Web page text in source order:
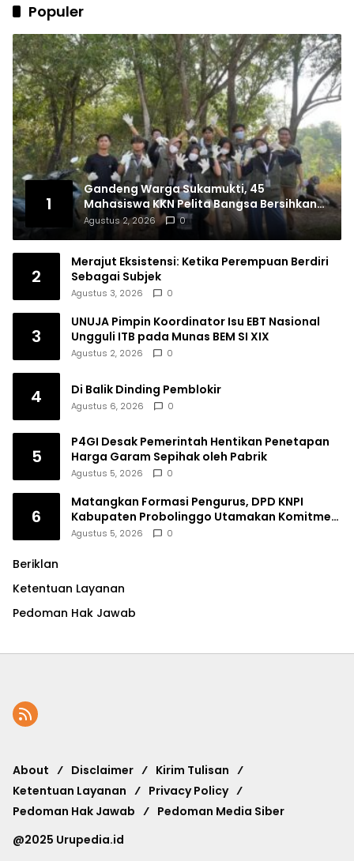
Populer
1
Gandeng Warga Sukamukti, 45
Mahasiswa KKN Pelita Bangsa Bersihkan
Drainase Desa
Agustus 2, 2026 0
2
Merajut Eksistensi: Ketika Perempuan Berdiri
Sebagai Subjek
Agustus 3, 2026 0
3
UNUJA Pimpin Koordinator Isu EBT Nasional
Ungguli ITB pada Munas BEM SI XIX
Agustus 2, 2026 0
4 Di Balik Dinding Pemblokir
Agustus 6, 2026 0
5
P4GI Desak Pemerintah Hentikan Penetapan
Harga Garam Sepihak oleh Pabrik
Agustus 5, 2026 0
6
Matangkan Formasi Pengurus, DPD KNPI
Kabupaten Probolinggo Utamakan Komitmen
dan Kinerja
Agustus 5, 2026 0
Beriklan
Ketentuan Layanan
Pedoman Hak Jawab
About Disclaimer
Kirim Tulisan
Ketentuan Layanan
Privacy Policy
Pedoman Hak Jawab
Pedoman Media Siber
@2025 Urupedia.id